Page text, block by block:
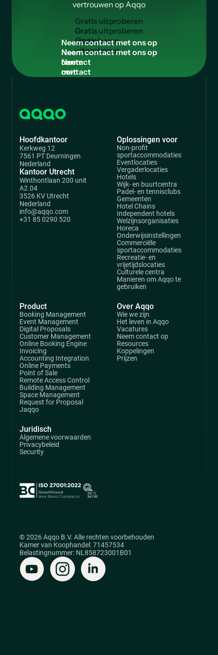
vertrouwen op Aqqo
Gratisuitproberen
Gratis
uitproberen
Neemcontactmetonsop
Neem
contact
met
Hoofdkantoor
Kerkweg 12
7561 PT Deurningen
Nederland
Kantoor Utrecht
Winthontlaan 200 unit
A2.04
3526 KV Utrecht
Nederland
info@aqqo.com
+31 85 0290 520
Product
Booking Management
Event Management
Digital Proposals
Customer Management
Online Booking Engine
Invoicing
Accounting Integration
Online Payments
Point of Sale
Remote Access Control
Building Management
Space Management
Request for Proposal
Jaqqo
Oplossingen voor
Non-profit
sportaccommodaties
Eventlocaties
Vergaderlocaties
Hotels
Wijk- en buurtcentra
Padel- en tennisclubs
Gemeenten
Hotel Chains
Independent hotels
Welzijnsorganisaties
Horeca
Onderwijsinstellingen
Commerciële
sportaccommodaties
Recreatie- en
vrijetijdslocaties
Culturele centra
Manieren om Aqqo te
gebruiken
Over Aqqo
Wie we zijn
Het leven in Aqqo
Vacatures
Neem contact op
Resources
Koppelingen
Prijzen
Juridisch
Algemene voorwaarden
Privacybeleid
Security
© 2026 Aqqo B.V. Alle rechten voorbehouden
Kamer van Koophandel: 71457534
Belastingnummer: NL858723001B01